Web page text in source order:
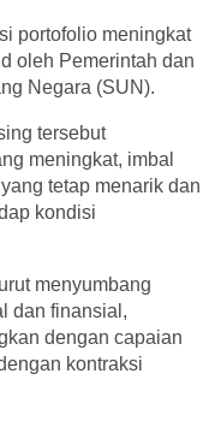
portofolio meningkat
oleh Pemerintah dan
Negara (SUN).
tersebut
meningkat, imbal
tetap menarik dan
kondisi
menyumbang
dan finansial,
dengan capaian
kontraksi